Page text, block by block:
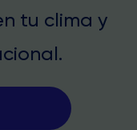
tu clima y